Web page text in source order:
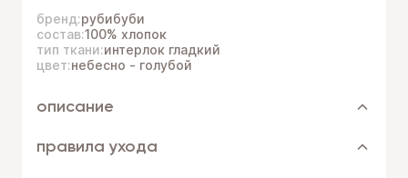
бренд:рубибуби
состав:100% хлопок
тип ткани:интерлок гладкий
цвет:небесно - голубой
описание
правила ухода